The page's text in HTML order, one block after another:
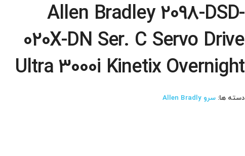
Allen Bradley 2098-DSD-
020X-DN Ser. C Servo Drive
Ultra 3000i Kinetix Overnight
دسته ها: سرو Allen Bradly